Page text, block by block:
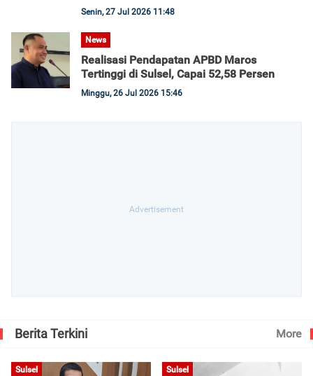
Senin, 27 Jul 2026 11:48
News
Realisasi Pendapatan APBD Maros
Tertinggi di Sulsel, Capai 52,58 Persen
Minggu, 26 Jul 2026 15:46
Berita Terkini More
Sulsel Sulsel